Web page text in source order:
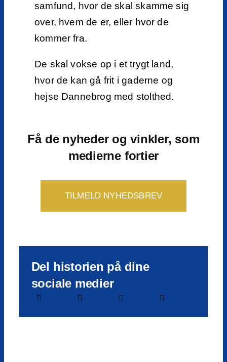
samfund, hvor de skal skamme sig
over, hvem de er, eller hvor de
kommer fra.
De skal vokse op i et trygt land,
hvor de kan gå frit i gaderne og
hejse Dannebrog med stolthed.
Få de nyheder og vinkler, som
medierne fortier
TILMELD NYHEDSBREV
Del historien på dine
sociale medier